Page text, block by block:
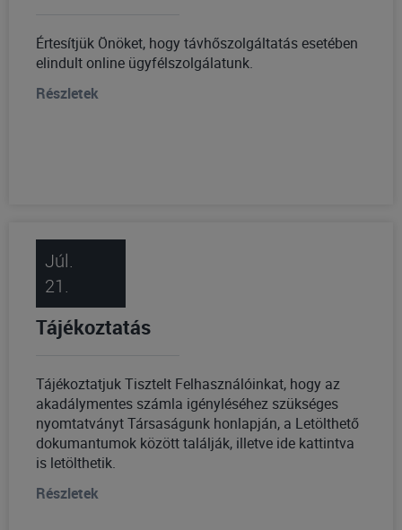
Értesítjük Önöket, hogy távhőszolgáltatás esetében
elindult online ügyfélszolgálatunk.
Részletek
Júl.
21.
Tájékoztatás
Tájékoztatjuk Tisztelt Felhasználóinkat, hogy az
akadálymentes számla igényléséhez szükséges
nyomtatványt Társaságunk honlapján, a Letölthető
dokumantumok között találják, illetve ide kattintva
is letölthetik.
Részletek